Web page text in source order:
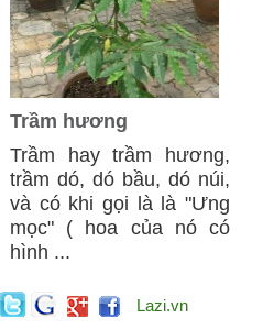
Trầm hương
Trầm hay trầm hương,
trầm dó, dó bầu, dó núi,
và có khi gọi là là "Ưng
mọc" ( hoa của nó có
hình ...
Lazi.vn